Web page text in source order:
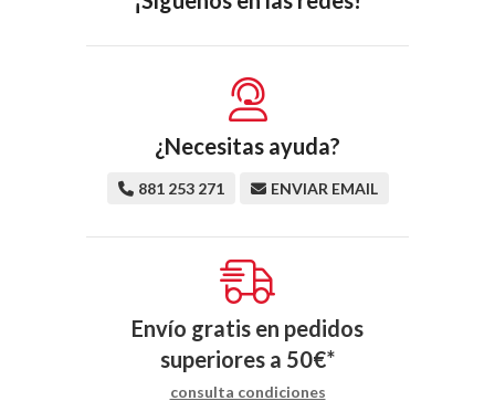
¿Necesitas ayuda?
881 253 271 ENVIAR EMAIL
Envío gratis en pedidos
superiores a 50€*
consulta condiciones